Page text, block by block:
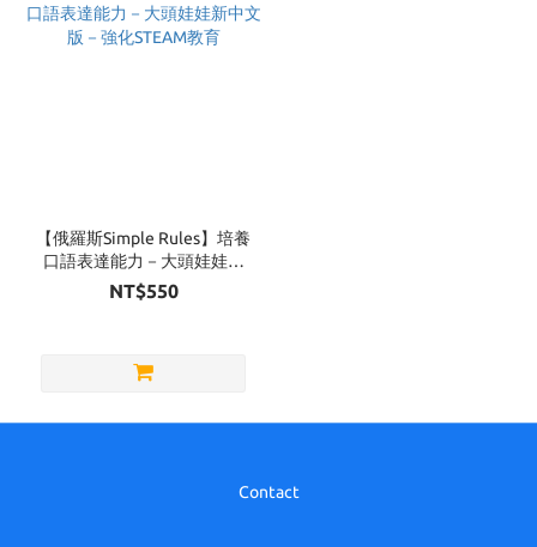
【俄羅斯Simple Rules】培養
口語表達能力－大頭娃娃新
中文版－強化STEAM教育
NT$550
Contact